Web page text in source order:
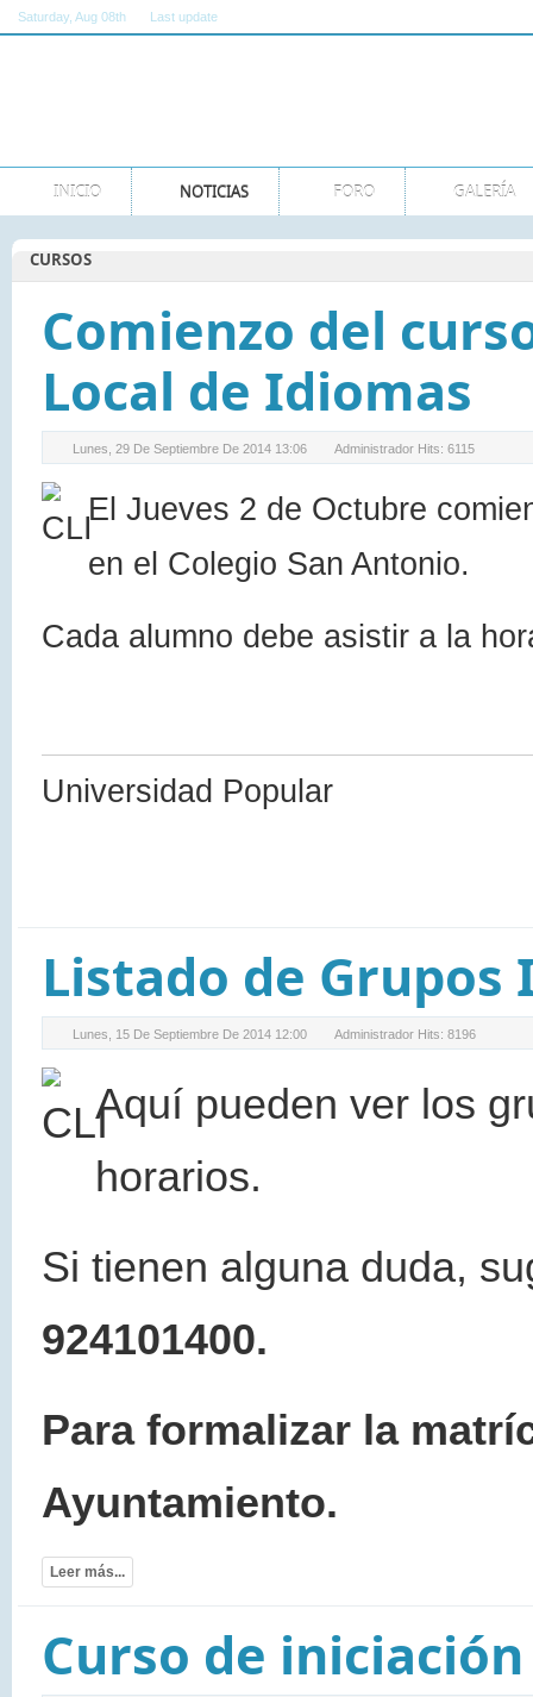
Saturday , Aug 08th Last update
INICIO NOTICIAS FORO GALERÍA
CURSOS
Comienzo del
Local de Idiomas
Lunes, 29 De Septiembre De 2014 13:06 Administrador Hits: 6115
El Jueves 2 de Octubre
en el Colegio San Antonio.
Cada alumno debe asistir a la
Universidad Popular
Listado de Grupos
Lunes, 15 De Septiembre De 2014 12:00 Administrador Hits: 8196
Aquí pueden ver los
horarios.
Si tienen alguna duda,
924101400.
Para formalizar la
Ayuntamiento.
Leer más...
Curso de